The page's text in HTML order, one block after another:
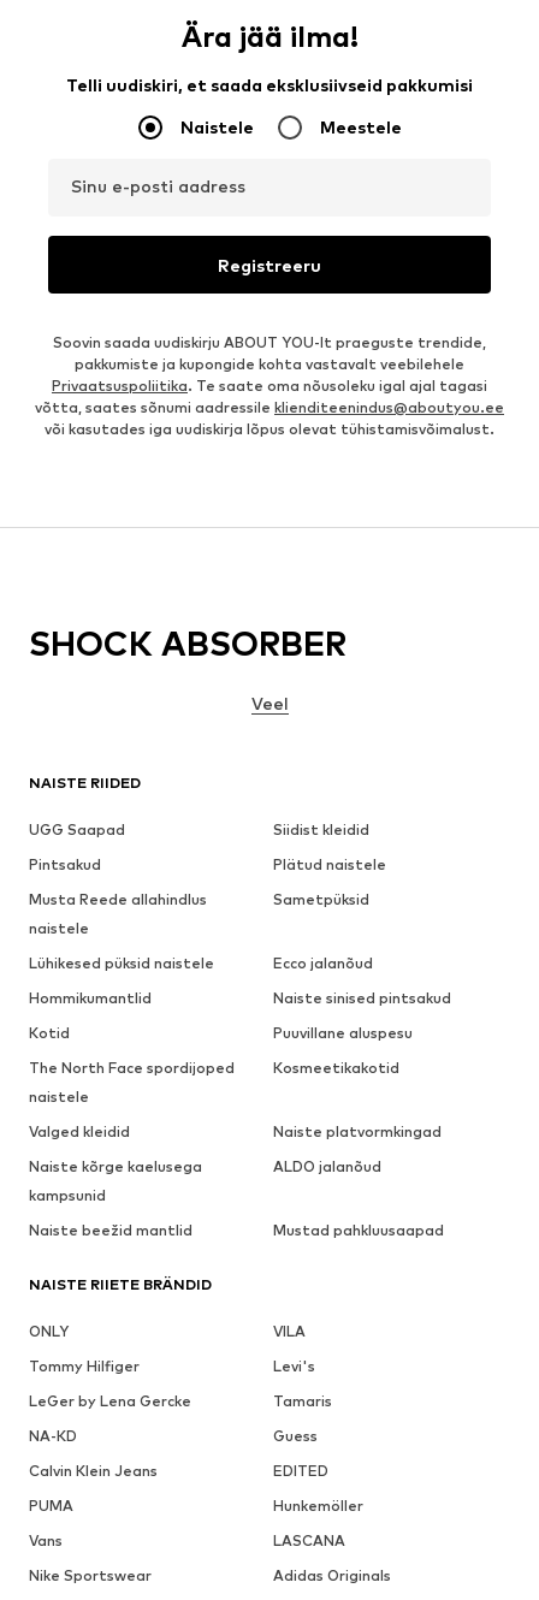
Ära jää ilma!
Telli uudiskiri, et saada eksklusiivseid pakkumisi
Naistele Meestele
Sinu e-posti aadress
Registreeru
Soovin saada uudiskirju ABOUT YOU-lt praeguste trendide,
pakkumiste ja kupongide kohta vastavalt veebilehele
Privaatsuspoliitika. Te saate oma nõusoleku igal ajal tagasi
võtta, saates sõnumi aadressile klienditeenindus@aboutyou.ee
või kasutades iga uudiskirja lõpus olevat tühistamisvõimalust.
NAISTE RIIDED
UGG Saapad
Siidist kleidid
Pintsakud
Plätud naistele
Musta Reede allahindlus
naistele
Sametpüksid
Lühikesed püksid naistele
Ecco jalanõud
Hommikumantlid
Naiste sinised pintsakud
Kotid
Puuvillane aluspesu
The North Face spordijoped
naistele
Kosmeetikakotid
Valged kleidid
Naiste platvormkingad
Naiste kõrge kaelusega
kampsunid
ALDO jalanõud
Naiste beežid mantlid Mustad pahkluusaapad
NAISTE RIIETE BRÄNDID
ONLY
VILA
Tommy Hilfiger
Levi's
LeGer by Lena Gercke
Tamaris
NA-KD
Guess
Calvin Klein Jeans
EDITED
PUMA
Hunkemöller
Vans
LASCANA
Nike Sportswear
Adidas Originals
SHOCK ABSORBER
Veel